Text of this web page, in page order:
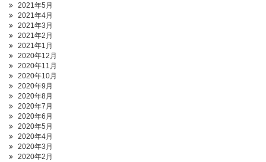
2021年5月
2021年4月
2021年3月
2021年2月
2021年1月
2020年12月
2020年11月
2020年10月
2020年9月
2020年8月
2020年7月
2020年6月
2020年5月
2020年4月
2020年3月
2020年2月